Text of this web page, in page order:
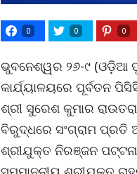
0 0 0
ଭୁବନେଶ୍ୱର ୨୬-୯ (ଓଡ଼ିଆ
କାର୍ଯ୍ୟାଳୟରେ ପୂର୍ବତନ
ଶ୍ରୀ ସୁରେଶ କୁମାର
ବିରୁଦ୍ଧରେ ସଂଗ୍ରାମ ପ୍ରତି
ଶ୍ରୀଯୁକ୍ତ ନିରଞ୍ଜନ